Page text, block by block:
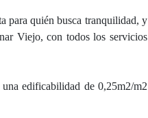
para quién busca tranquilidad, y
Viejo, con todos los servicios
edificabilidad de 0,25m2/m2